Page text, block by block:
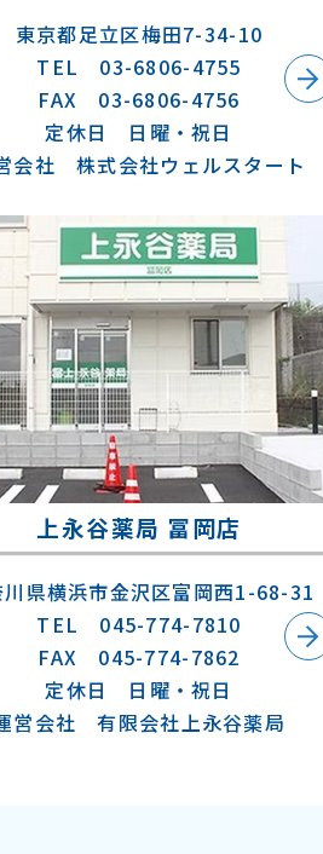
東京都足立区梅田7-34-10
TEL 03-6806-4755
FAX 03-6806-4756
定休日 日曜・祝日
会社 株式会社ウェルスタート
上永谷薬局 冨岡店
川県横浜市金沢区富岡西1-68-31
TEL 045-774-7810
FAX 045-774-7862
定休日 日曜・祝日
営会社 有限会社上永谷薬局